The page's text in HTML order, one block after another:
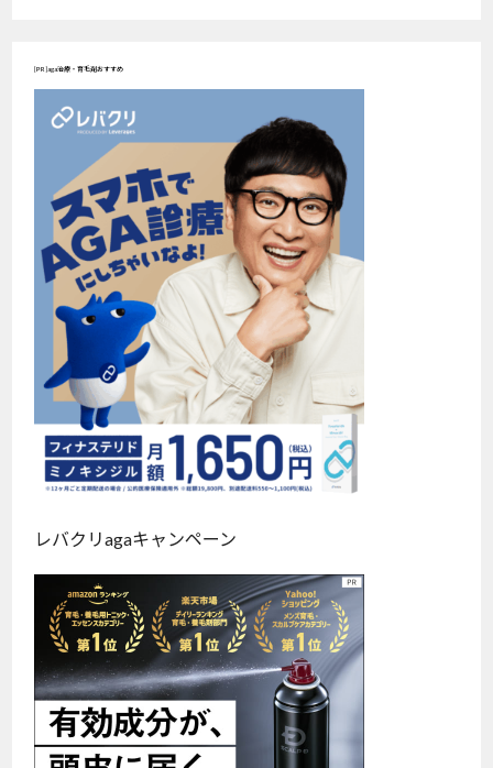
[PR]aga治療・育毛剤おすすめ
レバクリagaキャンペーン